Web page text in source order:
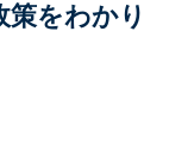
策をわかり